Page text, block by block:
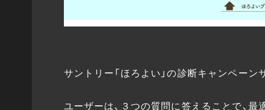
サントリー「ほろよい」の診断キャンペーン
ユーザーは、３つの質問に答えることで、